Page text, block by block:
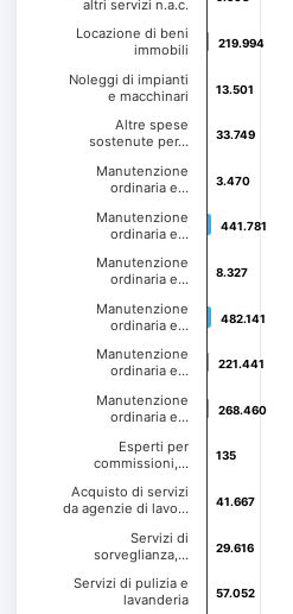
219.994
219.994
13.501
13.501
33.749
33.749
3.470
3.470
441.781
441.781
8.327
8.327
482.141
482.141
221.441
221.441
268.460
268.460
135
135
41.667
41.667
29.616
29.616
57.052
57.052
altri servizi n.a.c.
Locazione di beni
immobili
Noleggi di impianti
e macchinari
Altre spese
sostenute per…
Manutenzione
ordinaria e…
Manutenzione
ordinaria e…
Manutenzione
ordinaria e…
Manutenzione
ordinaria e…
Manutenzione
ordinaria e…
Manutenzione
ordinaria e…
Esperti per
commissioni,…
Acquisto di servizi
da agenzie di lavo…
Servizi di
sorveglianza,…
Servizi di pulizia e
lavanderia